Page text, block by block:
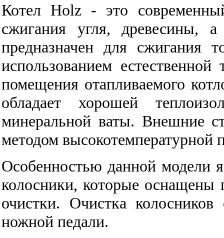
Котел Holz - это
сжигания угля, древесины,
предназначен для сжигания
использованием
помещения отапливаемого
обладает хорошей
минеральной ваты. Внешние
методом высокотемпературной
Особенностью данной модели
колосники, которые
очистки. Очистка колосников
ножной педали.